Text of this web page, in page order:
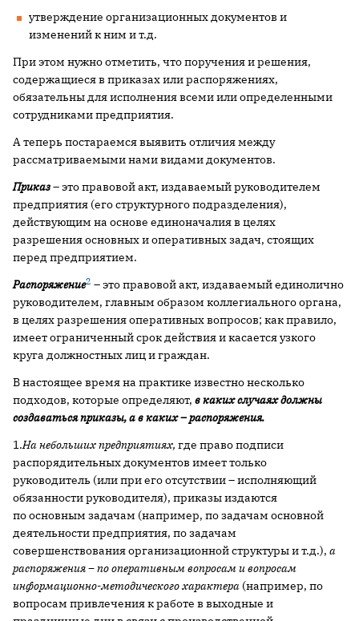
утверждение организационных документов и
изменений к ним и т.д.
При этом нужно отметить, что поручения и решения,
содержащиеся в приказах или распоряжениях,
обязательны для исполнения всеми или определенными
сотрудниками предприятия.
А теперь постараемся выявить отличия между
рассматриваемыми нами видами документов.
Приказ– это правовой акт, издаваемый руководителем
предприятия (его структурного подразделения),
действующим на основе единоначалия в целях
разрешения основных и оперативных задач, стоящих
перед предприятием.
Распоряжение2 – это правовой акт, издаваемый единолично
руководителем, главным образом коллегиального органа,
в целях разрешения оперативных вопросов; как правило,
имеет ограниченный срок действия и касается узкого
круга должностных лиц и граждан.
В настоящее время на практике известно несколько
подходов, которые определяют, в каких случаях должны
создаваться приказы, а в каких – распоряжения.
1.На небольших предприятиях, где право подписи
распорядительных документов имеет только
руководитель (или при его отсутствии – исполняющий
обязанности руководителя), приказы издаются
по основным задачам (например, по задачам основной
деятельности предприятия, по задачам
совершенствования организационной структуры и т.д.), а
распоряжения – по оперативным вопросам и вопросам
информационно-методического характера (например, по
вопросам привлечения к работе в выходные и